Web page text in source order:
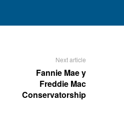
Next article
Fannie Mae y
Freddie Mac
Conservatorship